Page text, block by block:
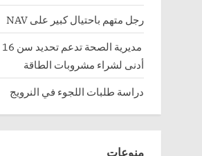
رجل متهم باحتيال كبير على NAV
أدنى لشراء مشروبات الطاقة
دراسة طلبات اللجوء في النرويج
منوعات